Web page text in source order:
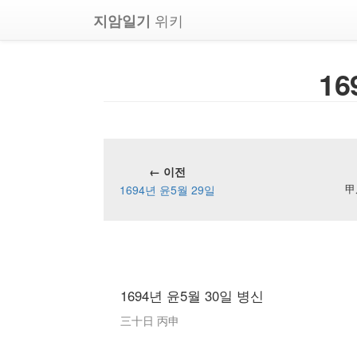
지암일기 위키
← 이전
1694년 윤5월 29일
1694년 윤5월 30일 병신
三十日 丙申